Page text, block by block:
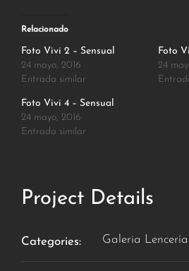
Relacionado
Foto Vivi 2 – Sensual
24 mayo, 2016
Entrada similar
Foto
24
Foto Vivi 4 – Sensual
24 mayo, 2016
Entrada similar
Project Details
Categories: Galeria